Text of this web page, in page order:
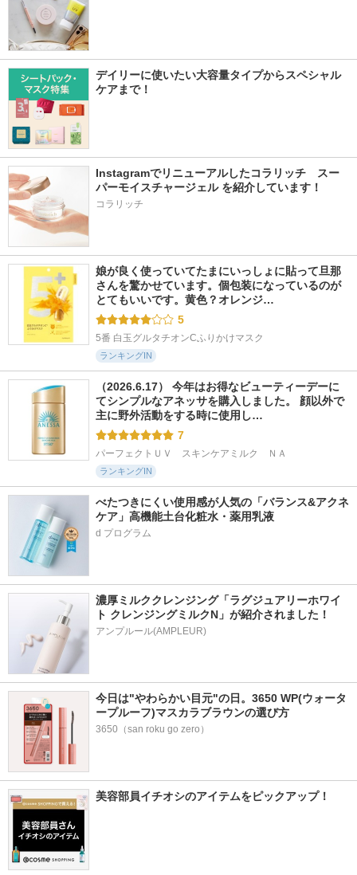
デイリーに使いたい大容量タイプからスペシャル
ケアまで！
Instagramでリニューアルしたコラリッチ　スー
パーモイスチャージェル を紹介しています！
コラリッチ
娘が良く使っていてたまにいっしょに貼って旦那
さんを驚かせています。個包装になっているのが
とてもいいです。黄色？オレンジ…
5
5番 白玉グルタチオンCふりかけマスク
ランキングIN
（2026.6.17） 今年はお得なビューティーデーに
てシンプルなアネッサを購入しました。 顔以外で
主に野外活動をする時に使用し…
7
パーフェクトＵＶ　スキンケアミルク　ＮＡ
ランキングIN
べたつきにくい使用感が人気の「バランス&アクネ
ケア」高機能土台化粧水・薬用乳液
濃厚ミルククレンジング「ラグジュアリーホワイ
ト クレンジングミルクN」が紹介されました！
アンプルール(AMPLEUR)
今日は"やわらかい目元"の日。3650 WP(ウォータ
ープルーフ)マスカラブラウンの選び方
3650（san roku go zero）
美容部員イチオシのアイテムをピックアップ！